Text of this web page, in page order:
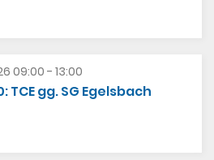
09:00 - 13:00
TCE gg. SG Egelsbach